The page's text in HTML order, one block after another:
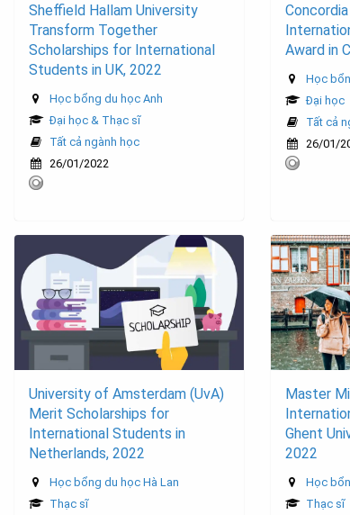
Sheffield Hallam University
Transform Together
Scholarships for International
Students in UK, 2022
Học bổng du học Anh
Đại học & Thạc sĩ
Tất cả ngành học
26/01/2022
Award in
Học
Đại học
Tất cả
26/01/
University of Amsterdam (UvA)
Merit Scholarships for
International Students in
Netherlands, 2022
Học bổng du học Hà Lan
Thạc sĩ
Master
Ghent
2022
Học
Thạc sĩ